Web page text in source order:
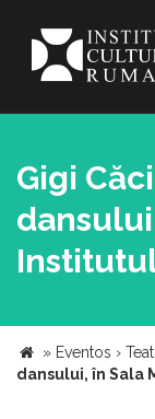
Gigi
» Eventos ›
dansului, în Sala